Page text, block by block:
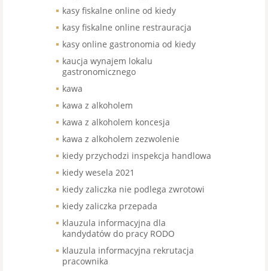
kasy fiskalne online od kiedy
kasy fiskalne online restrauracja
kasy online gastronomia od kiedy
kaucja wynajem lokalu
gastronomicznego
kawa
kawa z alkoholem
kawa z alkoholem koncesja
kawa z alkoholem zezwolenie
kiedy przychodzi inspekcja handlowa
kiedy wesela 2021
kiedy zaliczka nie podlega zwrotowi
kiedy zaliczka przepada
klauzula informacyjna dla
kandydatów do pracy RODO
klauzula informacyjna rekrutacja
pracownika